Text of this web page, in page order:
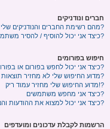
חברים ונודניקים
מהם רשימת החברים והנודניקים שלי?
כיצד אני יכול להוסיף / להסיר משתמשים אל/מתוך רשימת החברים או הנודניקים שלי?
חיפוש בפורומים
כיצד אני יכול לחפש בפורום או בפורומים?
מדוע החיפוש שלי לא מחזיר תוצאות?
מדוע החיפוש שלי מחזיר עמוד ריק!?
כיצד אני מחפש משתמשים?
כיצד אני יכול למצוא את ההודעות והנושאים שלי?
הרשמות לקבלת עדכונים ומועדפים